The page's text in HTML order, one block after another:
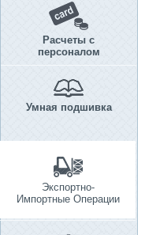
Расчеты с
персоналом
Умная подшивка
Экспортно-
Импортные Операции